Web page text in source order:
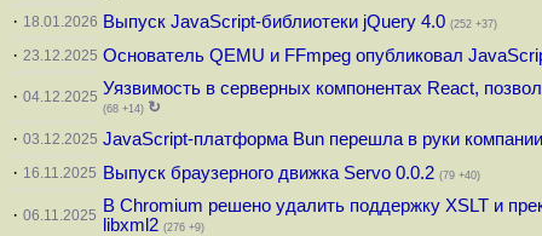
· 18.01.2026 Выпуск JavaScript-библиотеки jQuery 4.0 (252 +37)
· 23.12.2025 Основатель QEMU и FFmpeg опубликовал
· 04.12.2025 Уязвимость в серверных компонентах React,
(68 +14) ↻
· 03.12.2025 JavaScript-платформа Bun перешла в руки
· 16.11.2025 Выпуск браузерного движка Servo 0.0.2 (79 +40)
· 06.11.2025 В Chromium решено удалить поддержку XSLT и
libxml2 (276 +9)